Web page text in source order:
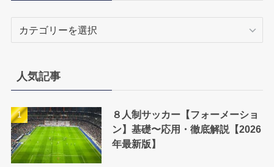
ー
人気記事
８人制サッカー【フォーメーショ
ン】基礎〜応用・徹底解説【2026
年最新版】